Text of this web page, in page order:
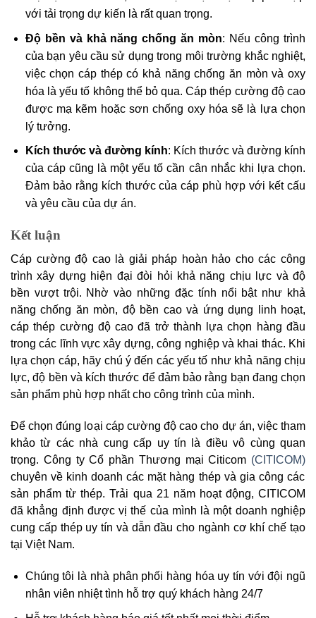
với tải trọng dự kiến là rất quan trọng.
Độ bền và khả năng chống ăn mòn: Nếu công trình
của bạn yêu cầu sử dụng trong môi trường khắc nghiệt,
việc chọn cáp thép có khả năng chống ăn mòn và oxy
hóa là yếu tố không thể bỏ qua. Cáp thép cường độ cao
được mạ kẽm hoặc sơn chống oxy hóa sẽ là lựa chọn
lý tưởng.
Kích thước và đường kính: Kích thước và đường kính
của cáp cũng là một yếu tố cần cân nhắc khi lựa chọn.
Đảm bảo rằng kích thước của cáp phù hợp với kết cấu
và yêu cầu của dự án.
Kết luận
Cáp cường độ cao là giải pháp hoàn hảo cho các công
trình xây dựng hiện đại đòi hỏi khả năng chịu lực và độ
bền vượt trội. Nhờ vào những đặc tính nổi bật như khả
năng chống ăn mòn, độ bền cao và ứng dụng linh hoạt,
cáp thép cường độ cao đã trở thành lựa chọn hàng đầu
trong các lĩnh vực xây dựng, công nghiệp và khai thác. Khi
lựa chọn cáp, hãy chú ý đến các yếu tố như khả năng chịu
lực, độ bền và kích thước để đảm bảo rằng bạn đang chọn
sản phẩm phù hợp nhất cho công trình của mình.
Để chọn đúng loại cáp cường độ cao cho dự án, việc tham
khảo từ các nhà cung cấp uy tín là điều vô cùng quan
trọng. Công ty Cổ phần Thương mại Citicom (CITICOM)
chuyên về kinh doanh các mặt hàng thép và gia công các
sản phẩm từ thép. Trải qua 21 năm hoạt động, CITICOM
đã khẳng định được vị thế của mình là một doanh nghiệp
cung cấp thép uy tín và dẫn đầu cho ngành cơ khí chế tạo
tại Việt Nam.
Chúng tôi là nhà phân phối hàng hóa uy tín với đội ngũ
nhân viên nhiệt tình hỗ trợ quý khách hàng 24/7